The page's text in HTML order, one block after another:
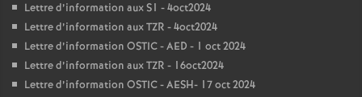
Lettre d’information aux S1 - 4oct2024
Lettre d’information aux TZR - 4oct2024
Lettre d’information OSTIC - AED - 1 oct 2024
Lettre d’information aux TZR - 16oct2024
Lettre d’information OSTIC - AESH- 17 oct 2024